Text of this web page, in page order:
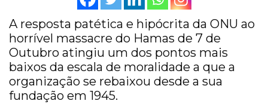
A resposta patética e hipócrita da ONU ao
horrível massacre do Hamas de 7 de
Outubro atingiu um dos pontos mais
baixos da escala de moralidade a que a
organização se rebaixou desde a sua
fundação em 1945.